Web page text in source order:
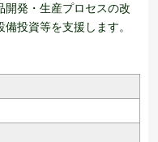
開発・生産プロセスの改
投資等を支援します。